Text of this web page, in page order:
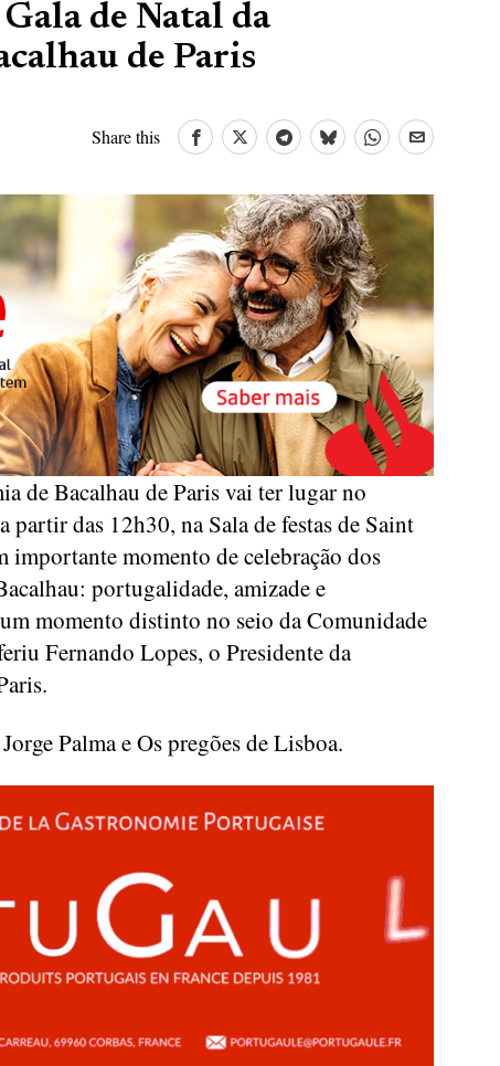
de Natal da
de Paris
Share this
de Bacalhau de Paris vai ter lugar no
partir das 12h30, na Sala de festas de Saint
importante momento de celebração dos
portugalidade, amizade e
momento distinto no seio da Comunidade
Fernando Lopes, o Presidente da
Palma e Os pregões de Lisboa.